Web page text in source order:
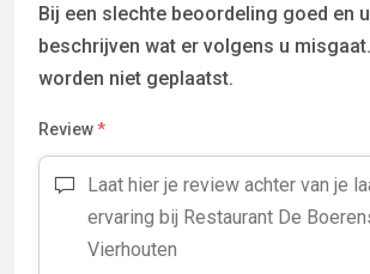
Bij een slechte beoordeling goed en
beschrijven wat er volgens u
worden niet geplaatst.
Review*